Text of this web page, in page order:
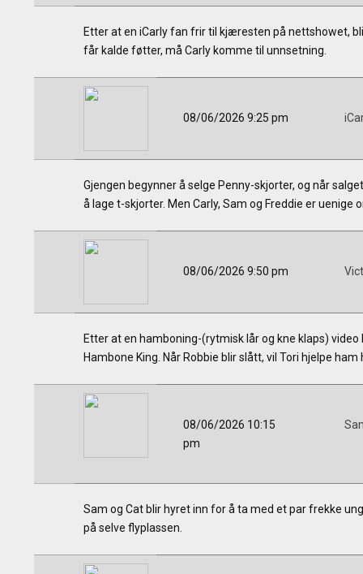
Etter at en iCarly fan frir til kjæresten på nettshowet,
får kalde føtter, må Carly komme til unnsetning.
08/06/2026 9:25 pm
Gjengen begynner å selge Penny-skjorter, og når
å lage t-skjorter. Men Carly, Sam og Freddie er uenige
08/06/2026 9:50 pm
Etter at en hamboning-(rytmisk lår og kne klaps)
Hambone King. Når Robbie blir slått, vil Tori hjelpe
08/06/2026 10:15
pm
Sam og Cat blir hyret inn for å ta med et par frekke
på selve flyplassen.